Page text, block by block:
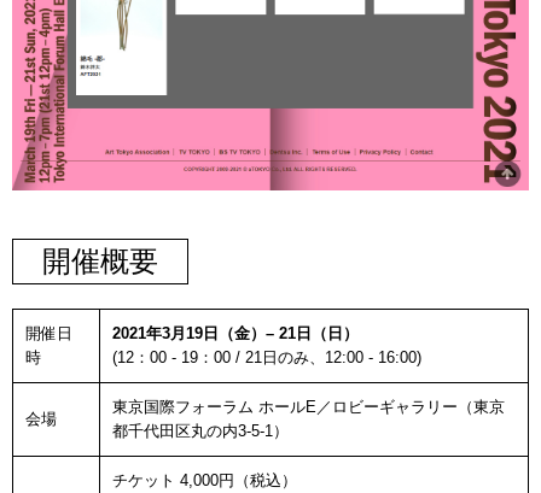
開催概要
開催日
時
2021年3月19日（金）– 21日（日）
(12：00 - 19：00 / 21日のみ、12:00 - 16:00)
会場
東京国際フォーラム ホールE／ロビーギャラリー（東京
都千代田区丸の内3-5-1）
チケット 4,000円（税込）